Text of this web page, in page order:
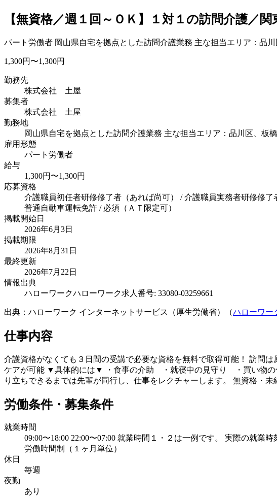
【無資格／週１回～ＯＫ】１対１の訪問介護／
パート労働者 岡山県自宅を拠点とした訪問介護業務 主な担当エリア：品川
1,300円〜1,300円
勤務先
株式会社 土屋
募集者
株式会社 土屋
勤務地
岡山県自宅を拠点とした訪問介護業務 主な担当エリア：品川区、
雇用形態
パート労働者
給与
1,300円〜1,300円
応募資格
介護職員初任者研修修了者（あれば尚可） / 介護職員実務者研修修
普通自動車運転免許 / 必須（ＡＴ限定可）
掲載開始日
2026年6月3日
掲載期限
2026年8月31日
最終更新
2026年7月22日
情報出典
ハローワークハローワーク求人番号: 33080-03259661
出典：ハローワーク インターネットサービス（厚生労働省）（ハローワー
仕事内容
介護資格がなくても３日間の受講で必要な資格を無料で取得可能！ 訪問
ケアが可能 ▼具体的には▼ ・食事の介助 ・就寝中の見守り ・買い物
り立ちできるまでは先輩が同行し、仕事をレクチャーします。 無資格・
労働条件・募集条件
就業時間
09:00〜18:00 22:00〜07:00 就業時間１・２は一例です。 実際の就
労働時間制（１ヶ月単位）
休日
毎週
夜勤
あり